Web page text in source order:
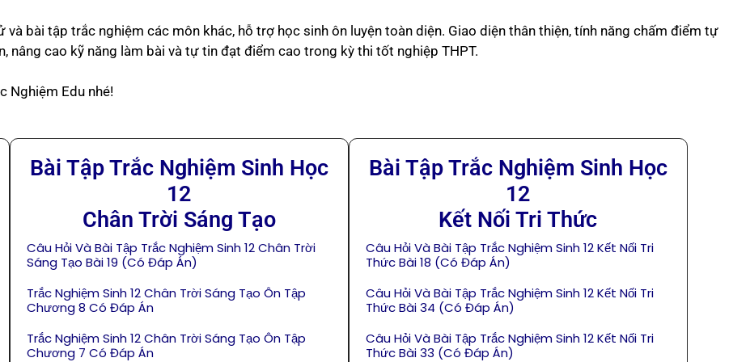
và bài tập trắc nghiệm các môn khác, hỗ trợ học sinh ôn luyện toàn diện. Giao diện thân thiện, tính năng chấm điểm tự
cao kỹ năng làm bài và tự tin đạt điểm cao trong kỳ thi tốt nghiệp THPT.
Nghiệm Edu nhé!
Bài Tập Trắc Nghiệm Sinh Học
12
Chân Trời Sáng Tạo
Câu Hỏi Và Bài Tập Trắc Nghiệm Sinh 12 Chân Trời
Sáng Tạo Bài 19 (Có Đáp Án)
Trắc Nghiệm Sinh 12 Chân Trời Sáng Tạo Ôn Tập
Chương 8 Có Đáp Án
Trắc Nghiệm Sinh 12 Chân Trời Sáng Tạo Ôn Tập
Chương 7 Có Đáp Án
Bài Tập Trắc Nghiệm Sinh Học
12
Kết Nối Tri Thức
Câu Hỏi Và Bài Tập Trắc Nghiệm Sinh 12 Kết Nối Tri
Thức Bài 18 (Có Đáp Án)
Câu Hỏi Và Bài Tập Trắc Nghiệm Sinh 12 Kết Nối Tri
Thức Bài 34 (Có Đáp Án)
Câu Hỏi Và Bài Tập Trắc Nghiệm Sinh 12 Kết Nối Tri
Thức Bài 33 (Có Đáp Án)